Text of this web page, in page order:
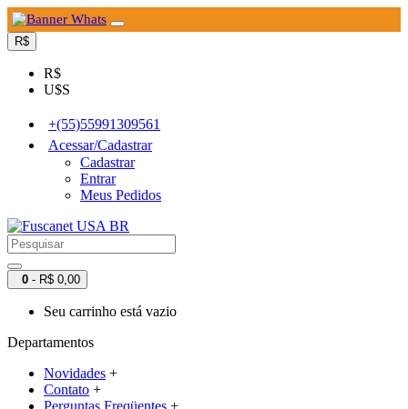
R$
R$
U$S
+(55)55991309561
Acessar/Cadastrar
Cadastrar
Entrar
Meus Pedidos
0 - R$ 0,00
Seu carrinho está vazio
Departamentos
Novidades +
Contato +
Perguntas Freqüentes +